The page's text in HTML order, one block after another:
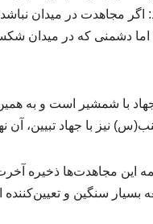
اگر مجاهدت در میدان
اما دشمنی که در میدان
با شمشیر است و به همین
نیز با جهاد تبیین، آن
این مجاهدت‌ها ذخیره
بسیار سنگین و